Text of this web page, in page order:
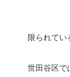
限られて
世田谷区で